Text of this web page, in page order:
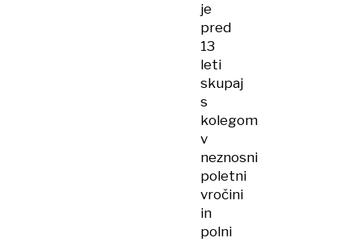
je
pred
13
leti
skupaj
s
kolegom
v
neznosni
poletni
vročini
in
polni